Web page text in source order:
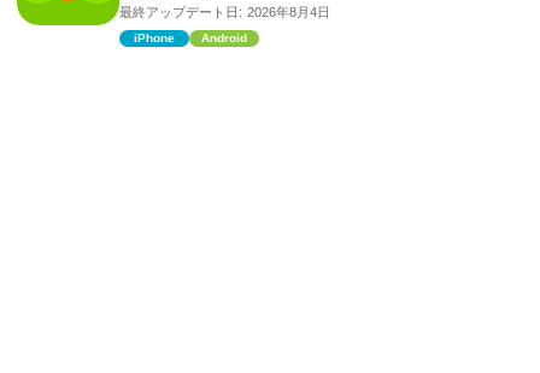
最終アップデート日: 2026年8月4日
iPhone Android